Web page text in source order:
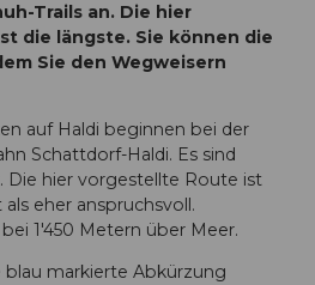
Trails an. Die hier
die längste. Sie können die
Sie den Wegweisern
auf Haldi beginnen bei der
Schattdorf-Haldi. Es sind
Die hier vorgestellte Route ist
eher anspruchsvoll.
1'450 Metern über Meer.
blau markierte Abkürzung